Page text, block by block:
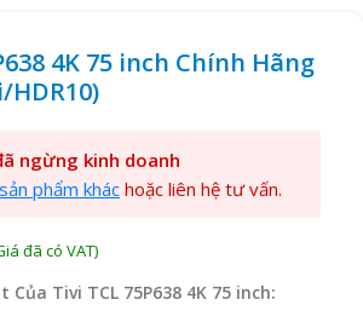
4K 75 inch Chính Hãng
HDR10)
ngừng kinh doanh
sản phẩm khác hoặc liên hệ tư vấn.
Tivi TCL 75P638 4K 75 inch: